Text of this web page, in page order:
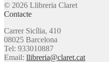
© 2026 Llibreria Claret
Contacte
Carrer Sicília, 410
08025 Barcelona
Tel: 933010887
Email: llibreria@claret.cat